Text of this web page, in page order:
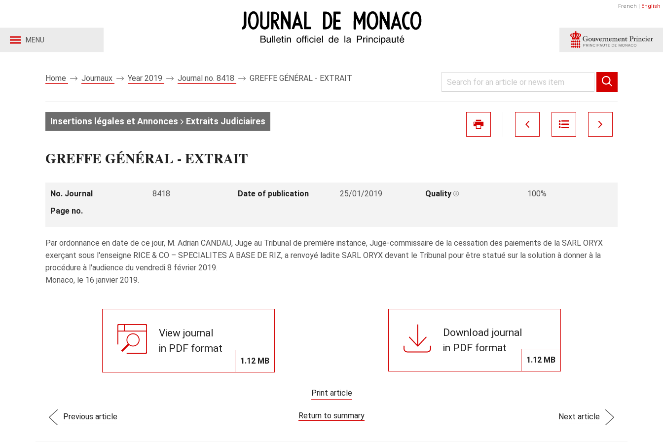
MENU
French | English
Home Journaux Year 2019 Journal no. 8418 GREFFE GÉNÉRAL - EXTRAIT
Insertions légales et Annonces Extraits Judiciaires
GREFFE GÉNÉRAL - EXTRAIT
No. Journal 8418 Date of publication 25/01/2019 Quality
100%
Page no.
Par ordonnance en date de ce jour, M. Adrian CANDAU, Juge au Tribunal de première instance, Juge-commissaire de la cessation des paiements de la SARL ORYX
exerçant sous l'enseigne RICE & CO – SPECIALITES A BASE DE RIZ, a renvoyé ladite SARL ORYX devant le Tribunal pour être statué sur la solution à donner à la
procédure à l'audience du vendredi 8 février 2019.
Monaco, le 16 janvier 2019.
View journal
in PDF format
1.12 MB
Download journal
in PDF format
1.12 MB
Print article
Previous article Return to summary Next article